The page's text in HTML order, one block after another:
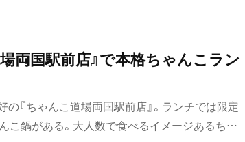
言えば『霧島』！」という呼び声も高い。この評
両国駅前店』で本格ちゃんこラン
『ちゃんこ道場両国駅前店』。ランチでは限定
こ鍋がある。大人数で食べるイメージあるちゃ